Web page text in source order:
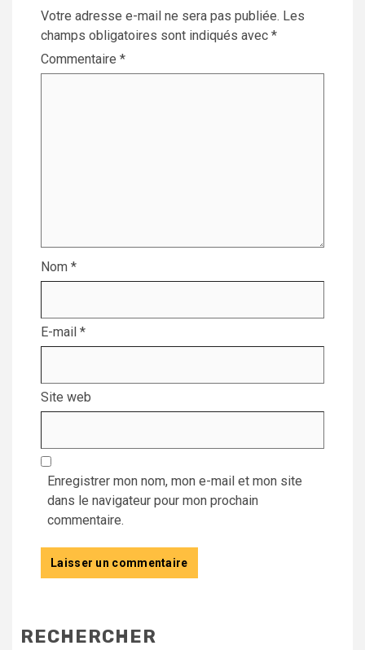
Votre adresse e-mail ne sera pas publiée. Les
champs obligatoires sont indiqués avec *
Commentaire *
Nom *
E-mail *
Site web
Enregistrer mon nom, mon e-mail et mon site
dans le navigateur pour mon prochain
commentaire.
RECHERCHER